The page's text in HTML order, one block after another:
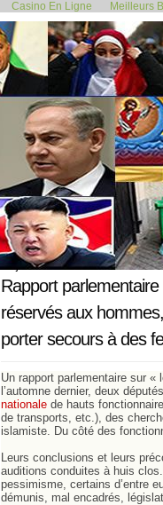
Casino En Ligne Meilleurs
<<
20 juin 2019
Rapport
réservés aux
porter secours à des
Un rapport parlementaire sur
l’automne dernier, deux
nationale de hauts
de transports, etc.), des
islamiste. Du côté des
Leurs conclusions et leurs
auditions conduites à huis
pessimisme, certains d’entre
démunis, mal encadrés,